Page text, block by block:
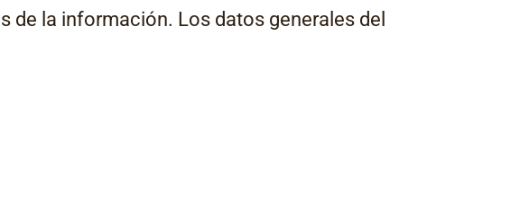
de la información. Los datos generales del